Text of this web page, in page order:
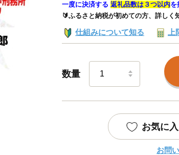
一度に決済する 返礼品数は３つ以内を
🔰ふるさと納税が初めての方、詳しく
仕組みについて知る
数量
お気に
お問